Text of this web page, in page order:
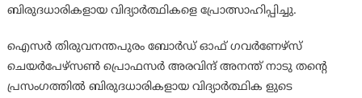
ബിരുദധാരികളായ വിദ്യാർത്ഥികളെ പ്രോത്സാഹിപ്പിച്ചു.
ഐസർ തിരുവനന്തപുരം ബോർഡ് ഓഫ് ഗവർണേഴ്സ്
ചെയർപേഴ്സൺ പ്രൊഫസർ അരവിന്ദ് അനന്ത് നാടു തന്റെ
പ്രസംഗത്തിൽ ബിരുദധാരികളായ വിദ്യാർത്ഥിക ളുടെ